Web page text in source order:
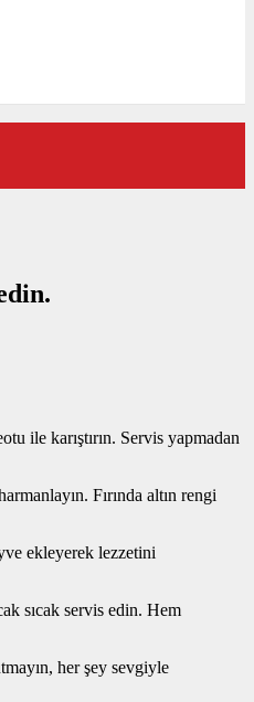
ile karıştırın. Servis yapmadan
Fırında altın rengi
ekleyerek lezzetini
sıcak servis edin. Hem
her şey sevgiyle